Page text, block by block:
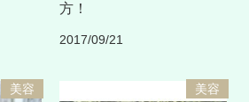
方！
2017/09/21
美容 美容